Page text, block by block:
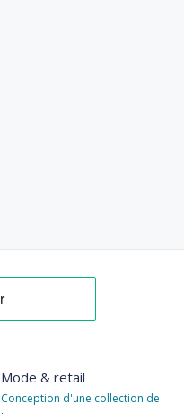
Mode & retail
Conception d'une collection de